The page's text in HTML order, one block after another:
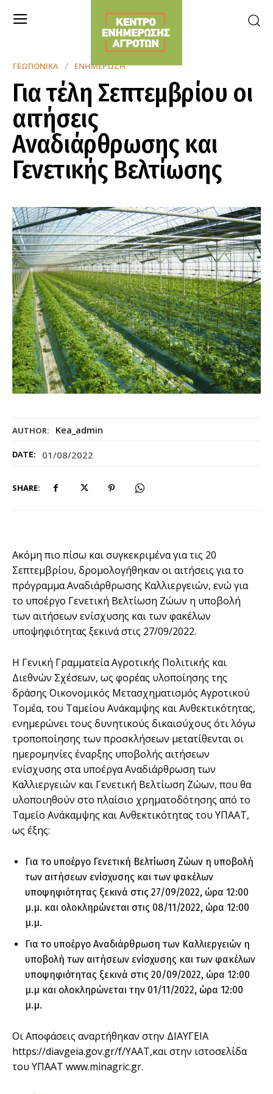
AUTHOR: Kea_admin
DATE: 01/08/2022
SHARE:
ΓΕΩΠΟΝΙΚΆ ΕΝΗΜΈΡΩΣΗ
Για τέλη Σεπτεμβρίου οι
αιτήσεις
Αναδιάρθρωσης και
Γενετικής Βελτίωσης
Ακόµη πιο πίσω και συγκεκριµένα για τις 20
Σεπτεµβρίου, δροµολογήθηκαν οι αιτήσεις για το
πρόγραµµα Αναδιάρθρωσης Καλλιεργειών, ενώ για
το υποέργο Γενετική Βελτίωση Ζώων η υποβολή
των αιτήσεων ενίσχυσης και των φακέλων
υποψηφιότητας ξεκινά στις 27/09/2022.
Η Γενική Γραμματεία Αγροτικής Πολιτικής και
Διεθνών Σχέσεων, ως φορέας υλοποίησης της
δράσης Οικονομικός Μετασχηματισμός Αγροτικού
Τομέα, του Ταμείου Ανάκαμψης και Ανθεκτικότητας,
ενημερώνει τους δυνητικούς δικαιούχους ότι λόγω
τροποποίησης των προσκλήσεων μετατίθενται οι
ημερομηνίες έναρξης υποβολής αιτήσεων
ενίσχυσης στα υποέργα Αναδιάρθρωση των
Καλλιεργειών και Γενετική Βελτίωση Ζώων, που θα
υλοποιηθούν στο πλαίσιο χρηματοδότησης από το
Ταμείο Ανάκαμψης και Ανθεκτικότητας του ΥΠΑΑΤ,
ως έξης:
Για το υποέργο Γενετική Βελτίωση Ζώων η υποβολή
των αιτήσεων ενίσχυσης και των φακέλων
υποψηφιότητας ξεκινά στις 27/09/2022, ώρα 12:00
μ.μ. και ολοκληρώνεται στις 08/11/2022, ώρα 12:00
μ.μ.
Για το υποέργο Αναδιάρθρωση των Καλλιεργειών η
υποβολή των αιτήσεων ενίσχυσης και των φακέλων
υποψηφιότητας ξεκινά στις 20/09/2022, ώρα 12:00
μ.μ και ολοκληρώνεται την 01/11/2022, ώρα 12:00
μ.μ.
Οι Αποφάσεις αναρτήθηκαν στην ΔΙΑΥΓΕΙΑ
https://diavgeia.gov.gr/f/YAAT,και στην ιστοσελίδα
του ΥΠΑΑΤ www.minagric.gr.